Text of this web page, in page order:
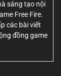
sáng tạo nội
Free Fire.
các bài viết
đồng game